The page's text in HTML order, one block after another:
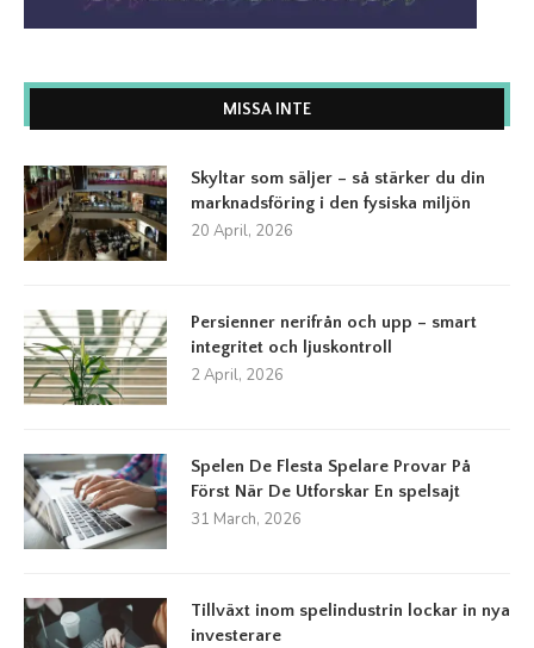
MISSA INTE
Skyltar som säljer – så stärker du din
marknadsföring i den fysiska miljön
20 April, 2026
Persienner nerifrån och upp – smart
integritet och ljuskontroll
2 April, 2026
Spelen De Flesta Spelare Provar På
Först När De Utforskar En spelsajt
31 March, 2026
Tillväxt inom spelindustrin lockar in nya
investerare